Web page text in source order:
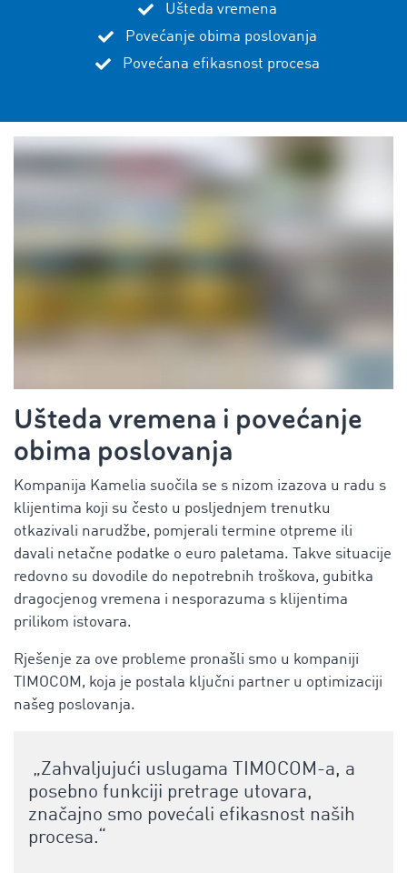
Ušteda vremena
Povećanje obima poslovanja
Povećana efikasnost procesa
Ušteda vremena i povećanje
obima poslovanja
Kompanija Kamelia suočila se s nizom izazova u radu s
klijentima koji su često u posljednjem trenutku
otkazivali narudžbe, pomjerali termine otpreme ili
davali netačne podatke o euro paletama. Takve situacije
redovno su dovodile do nepotrebnih troškova, gubitka
dragocjenog vremena i nesporazuma s klijentima
prilikom istovara.
Rješenje za ove probleme pronašli smo u kompaniji
TIMOCOM, koja je postala ključni partner u optimizaciji
našeg poslovanja.
„Zahvaljujući uslugama TIMOCOM-a, a
posebno funkciji pretrage utovara,
značajno smo povećali efikasnost naših
procesa.“